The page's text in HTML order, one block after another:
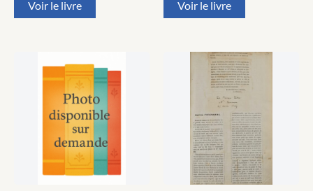
Voir le livre Voir le livre